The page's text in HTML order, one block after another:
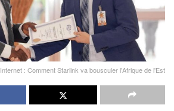
Internet : Comment Starlink va bousculer l'Afrique de l'Est